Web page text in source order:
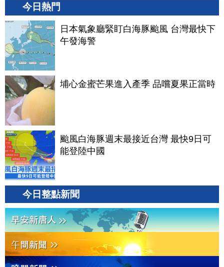
今日熱門
日本氣象廳緊盯白海豚颱風 台灣最快下
午發海警
埔心金蜜芒果進入產季 品嚐夏果正當時
颱風白海豚週末最接近台灣 最快9日可
能登陸中國
今日整點新聞